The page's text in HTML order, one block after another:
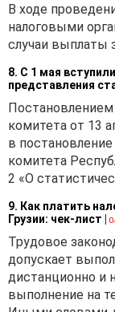
В ходе
налоговыми
случаи выплаты
8. С 1 мая
представления
комитета от 13
в
комитета
2 «О
9. Как платить
Грузии: чек-лист
Трудовое
допускает
дистанционно и
выполнение на